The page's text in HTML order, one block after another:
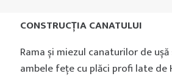
CONSTRUCȚIA CANATULUI
Rama și miezul canaturilor de
ambele feţe cu plăci profi late de